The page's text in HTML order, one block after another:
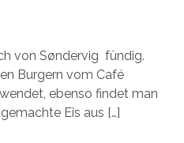
von Søndervig fündig.
Burgern vom Café
ebenso findet man
Eis aus […]